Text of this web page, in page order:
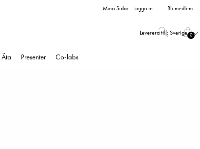
Mina Sidor - Logga in Bli medlem
Leverera till: Sverige 0
Äta Presenter Co-labs